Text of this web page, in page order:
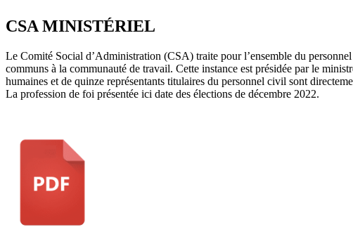
CSA MINISTÉRIEL
Le Comité Social d’Administration (CSA) traite pour l’ensemble du
communs à la communauté de travail. Cette instance est présidée par le
humaines et de quinze représentants titulaires du personnel civil sont
La profession de foi présentée ici date des élections de décembre 2022.